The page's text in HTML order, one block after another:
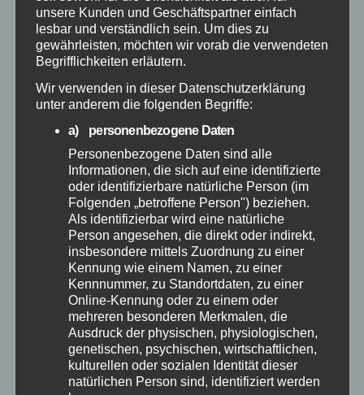
Januar 2025
Dezember 2024
November 2024
Oktober 2024
September 2024
August 2024
Juni 2024
Mai 2024
April 2024
unsere Kunden und Geschäftspartner einfach
lesbar und verständlich sein. Um dies zu
gewährleisten, möchten wir vorab die verwendeten
Begrifflichkeiten erläutern.
Wir verwenden in dieser Datenschutzerklärung
unter anderem die folgenden Begriffe:
a) personenbezogene Daten
Personenbezogene Daten sind alle
Informationen, die sich auf eine identifizierte
oder identifizierbare natürliche Person (im
Folgenden „betroffene Person") beziehen.
Als identifizierbar wird eine natürliche
Person angesehen, die direkt oder indirekt,
insbesondere mittels Zuordnung zu einer
Kennung wie einem Namen, zu einer
Kennnummer, zu Standortdaten, zu einer
Online-Kennung oder zu einem oder
mehreren besonderen Merkmalen, die
Ausdruck der physischen, physiologischen,
genetischen, psychischen, wirtschaftlichen,
kulturellen oder sozialen Identität dieser
natürlichen Person sind, identifiziert werden